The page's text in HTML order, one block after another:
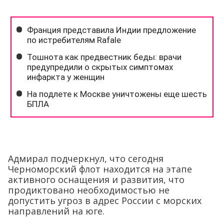
Адмирал подчеркнул, что сегодня
Черноморский флот находится на этапе
активного оснащения и развития, что
продиктовано необходимостью не
допустить угроз в адрес России с морских
направлений на юге.